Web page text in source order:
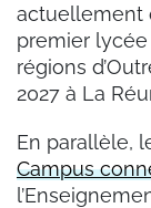
actuellement
premier
régions
2027 à La
En parallèle,
Campus